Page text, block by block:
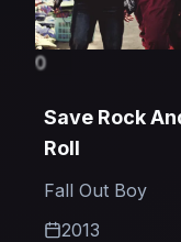
0
Save Rock
Roll
Fall Out Boy
2013